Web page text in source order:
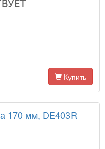
Купить
170 мм, DE403R